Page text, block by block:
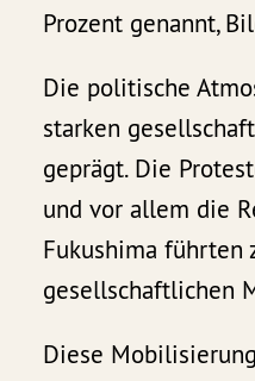
Prozent genannt,
Die politische
starken
geprägt. Die
und vor allem die
Fukushima führten
gesellschaftlichen
Diese